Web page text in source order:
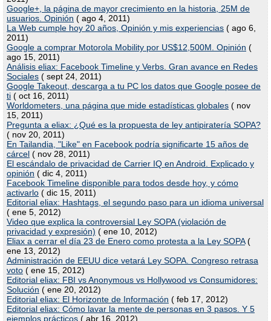
Google+, la página de mayor crecimiento en la historia, 25M de
usuarios. Opinión ( ago 4, 2011)
La Web cumple hoy 20 años, Opinión y mis experiencias ( ago 6,
2011)
Google a comprar Motorola Mobility por US$12,500M. Opinión (
ago 15, 2011)
Análisis eliax: Facebook Timeline y Verbs. Gran avance en Redes
Sociales ( sept 24, 2011)
Google Takeout, descarga a tu PC los datos que Google posee de
ti ( oct 16, 2011)
Worldometers, una página que mide estadísticas globales ( nov
15, 2011)
Pregunta a eliax: ¿Qué es la propuesta de ley antipiratería SOPA?
( nov 20, 2011)
En Tailandia, "Like" en Facebook podría significarte 15 años de
cárcel ( nov 28, 2011)
El escándalo de privacidad de Carrier IQ en Android. Explicado y
opinión ( dic 4, 2011)
Facebook Timeline disponible para todos desde hoy, y cómo
activarlo ( dic 15, 2011)
Editorial eliax: Hashtags, el segundo paso para un idioma universal
( ene 5, 2012)
Video que explica la controversial Ley SOPA (violación de
privacidad y expresión) ( ene 10, 2012)
Eliax a cerrar el día 23 de Enero como protesta a la Ley SOPA(
ene 13, 2012)
Administración de EEUU dice vetará Ley SOPA. Congreso retrasa
voto ( ene 15, 2012)
Editorial eliax: FBI vs Anonymous vs Hollywood vs Consumidores:
Solución ( ene 20, 2012)
Editorial eliax: El Horizonte de Información ( feb 17, 2012)
Editorial eliax: Cómo lavar la mente de personas en 3 pasos. Y 5
ejemplos prácticos ( abr 16, 2012)